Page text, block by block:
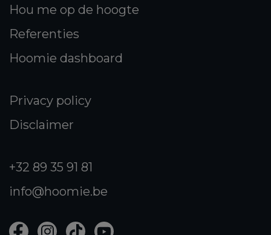
Hou me op de hoogte
Referenties
Hoomie dashboard
Privacy policy
Disclaimer
+32 89 35 91 81
info@hoomie.be